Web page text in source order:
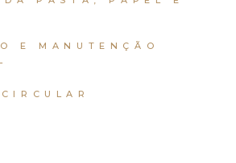
E MANUTENÇÃO